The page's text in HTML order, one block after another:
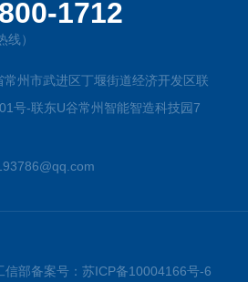
1712
线）
常州市武进区丁堰街道经济开发区联
号-联东U谷常州智能智造科技园7
部备案号： 苏ICP备10004166号-6